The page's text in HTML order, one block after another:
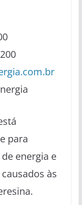
para
energia e
às